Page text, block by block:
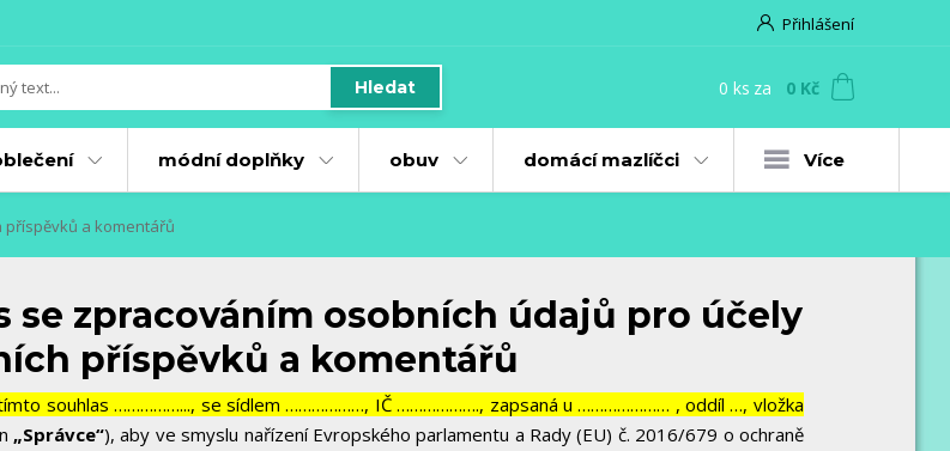
Přihlášení
Hledat 0 ks za 0 Kč
módní doplňky obuv domácí mazlíčci Více
příspěvků a komentářů
se zpracováním osobních údajů pro účely
příspěvků a komentářů
souhlas ……………..., se sídlem ………………, IČ ………………., zapsaná u ………………… , oddíl …, vložka
„Správce“), aby ve smyslu nařízení Evropského parlamentu a Rady (EU) č. 2016/679 o ochraně